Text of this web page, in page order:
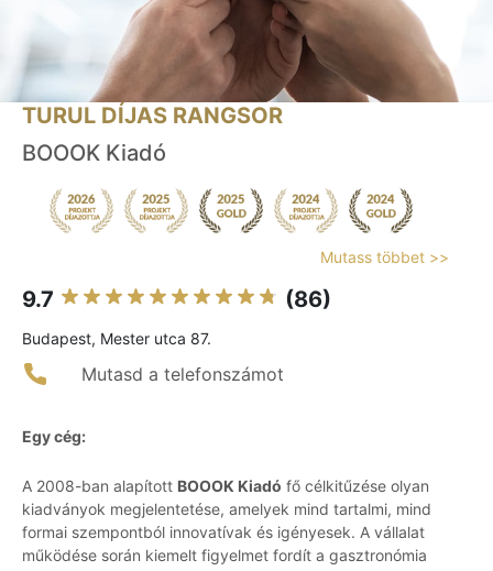
TURUL DÍJAS RANGSOR
BOOOK Kiadó
Mutass többet >>
9.7 (86)
Budapest, Mester utca 87.
Mutasd a telefonszámot
Egy cég:
A 2008-ban alapított BOOOK Kiadó fő célkitűzése olyan
kiadványok megjelentetése, amelyek mind tartalmi, mind
formai szempontból innovatívak és igényesek. A vállalat
működése során kiemelt figyelmet fordít a gasztronómia